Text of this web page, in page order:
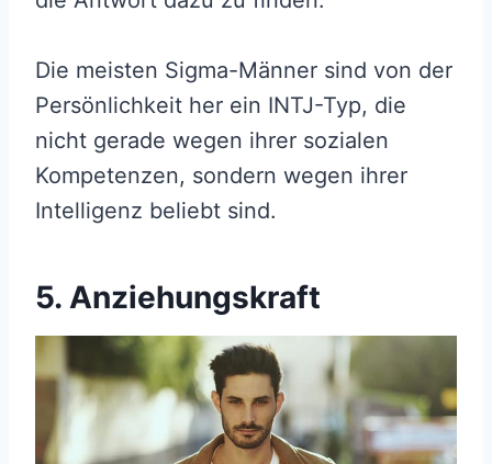
Die meisten Sigma-Männer sind von der
Persönlichkeit her ein INTJ-Typ, die
nicht gerade wegen ihrer sozialen
Kompetenzen, sondern wegen ihrer
Intelligenz beliebt sind.
5. Anziehungskraft